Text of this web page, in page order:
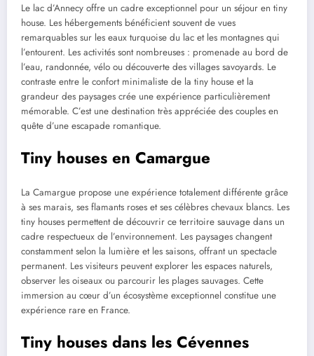
Le lac d’Annecy offre un cadre exceptionnel pour un séjour en tiny
house. Les hébergements bénéficient souvent de vues
remarquables sur les eaux turquoise du lac et les montagnes qui
l’entourent. Les activités sont nombreuses : promenade au bord de
l’eau, randonnée, vélo ou découverte des villages savoyards. Le
contraste entre le confort minimaliste de la tiny house et la
grandeur des paysages crée une expérience particulièrement
mémorable. C’est une destination très appréciée des couples en
quête d’une escapade romantique.
Tiny houses en Camargue
La Camargue propose une expérience totalement différente grâce
à ses marais, ses flamants roses et ses célèbres chevaux blancs. Les
tiny houses permettent de découvrir ce territoire sauvage dans un
cadre respectueux de l’environnement. Les paysages changent
constamment selon la lumière et les saisons, offrant un spectacle
permanent. Les visiteurs peuvent explorer les espaces naturels,
observer les oiseaux ou parcourir les plages sauvages. Cette
immersion au cœur d’un écosystème exceptionnel constitue une
expérience rare en France.
Tiny houses dans les Cévennes